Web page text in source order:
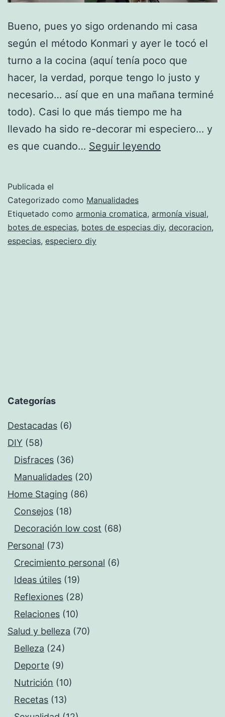
Bueno, pues yo sigo ordenando mi casa
según el método Konmari y ayer le tocó el
turno a la cocina (aquí tenía poco que
hacer, la verdad, porque tengo lo justo y
necesario… así que en una mañana terminé
todo). Casi lo que más tiempo me ha
llevado ha sido re-decorar mi especiero… y
es que cuando… Seguir leyendo
gusto
Publicada el
Categorizado como Manualidades
Etiquetado como armonia cromatica, armonía visual,
botes de especias, botes de especias diy, decoracion,
especias, especiero diy
Categorías
Destacadas (6)
DIY (58)
Disfraces (36)
Manualidades (20)
Home Staging (86)
Consejos (18)
Decoración low cost (68)
Personal (73)
Crecimiento personal (6)
Ideas útiles (19)
Reflexiones (28)
Relaciones (10)
Salud y belleza (70)
Belleza (24)
Deporte (9)
Nutrición (10)
Recetas (13)